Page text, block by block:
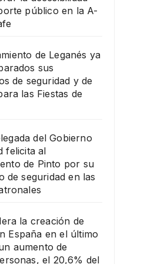
público en la A-
de Leganés ya
sus
de seguridad y de
las Fiestas de
del Gobierno
felicita al
de Pinto por su
de seguridad en las
la creación de
España en el último
aumento de
el 20,6% del